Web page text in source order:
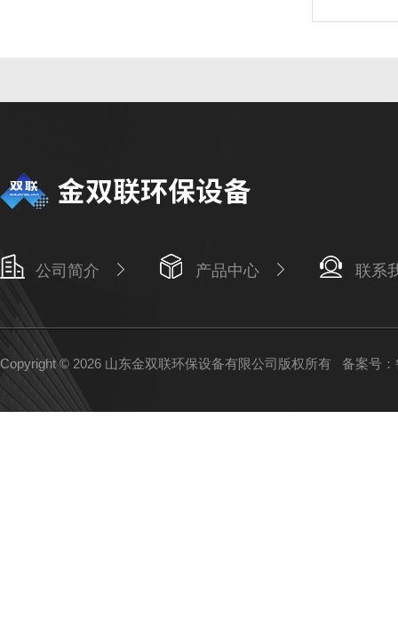
公司简介 产品中心 联系
Copyright © 2026 山东金双联环保设备有限公司版权所有 备案号